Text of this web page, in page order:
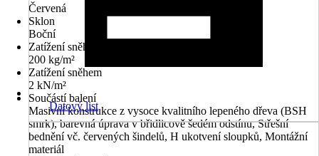
Červená
Sklon
Boční
Zatížení sněhem
200 kg/m²
Zatížení sněhem
2 kN/m²
Součástí balení
Masivní konstrukce z vysoce kvalitního lepeného dřeva (BSH
smrk), barevná úprava v břidlicově šedém odstínu, Střešní
bednění vč. červených šindelů, H ukotvení sloupků, Montážní
materiál
Datový list